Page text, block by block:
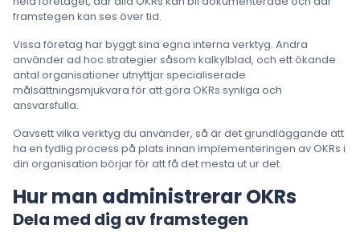
framstegen kan ses över tid.
Vissa företag har byggt sina egna interna verktyg. Andra
använder ad hoc strategier såsom kalkylblad, och ett ökande
antal organisationer utnyttjar specialiserade
målsättningsmjukvara för att göra OKRs synliga och
ansvarsfulla.
Oavsett vilka verktyg du använder, så är det grundläggande att
ha en tydlig process på plats innan implementeringen av OKRs i
din organisation börjar för att få det mesta ut ur det.
Hur man administrerar OKRs
Dela med dig av framstegen